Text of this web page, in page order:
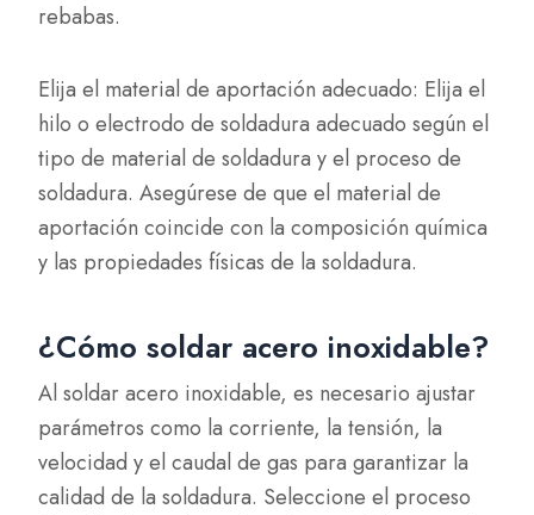
rebabas.
Elija el material de aportación adecuado: Elija el
hilo o electrodo de soldadura adecuado según el
tipo de material de soldadura y el proceso de
soldadura. Asegúrese de que el material de
aportación coincide con la composición química
y las propiedades físicas de la soldadura.
¿Cómo soldar acero inoxidable?
Al soldar acero inoxidable, es necesario ajustar
parámetros como la corriente, la tensión, la
velocidad y el caudal de gas para garantizar la
calidad de la soldadura. Seleccione el proceso